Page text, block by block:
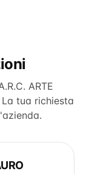
ARTE
La tua richiesta